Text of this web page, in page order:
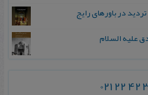
در باورهای رایج
علیه السلام
021 22 42